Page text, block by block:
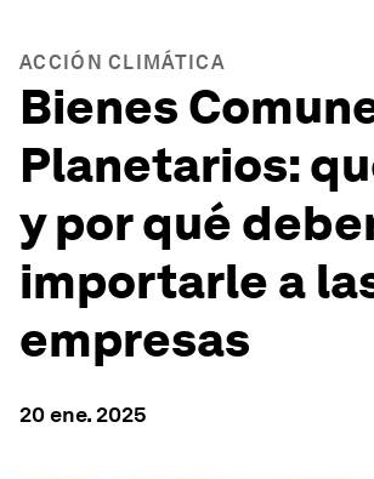
ACCIÓN CLIMÁTICA
Bienes
Planetarios:
y por qué
importarle a
empresas
20 ene. 2025